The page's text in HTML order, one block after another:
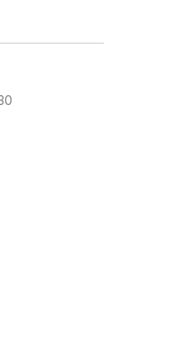
Serie 1930/1930